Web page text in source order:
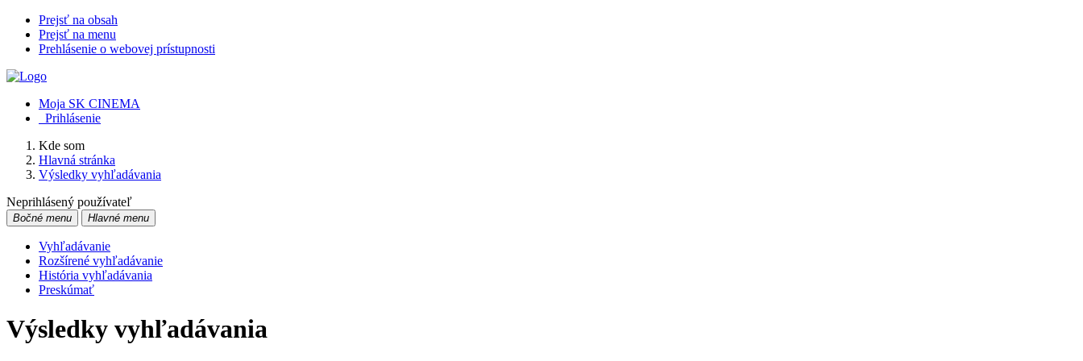
Prejsť na obsah
Prejsť na menu
Prehlásenie o webovej prístupnosti
Moja SK CINEMA
Prihlásenie
Kde som
Hlavná stránka
Výsledky vyhľadávania
Neprihlásený používateľ
Bočné menu Hlavné menu
Vyhľadávanie
Rozšírené vyhľadávanie
História vyhľadávania
Preskúmať
Výsledky vyhľadávania